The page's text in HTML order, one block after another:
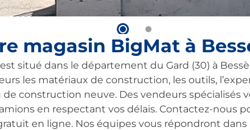
magasin BigMat à
situé dans le département du Gard (30) à
les matériaux de construction, les outils,
construction neuve. Des vendeurs spécialisés
en respectant vos délais. Contactez-nous
en ligne. Nos équipes vous répondront dans